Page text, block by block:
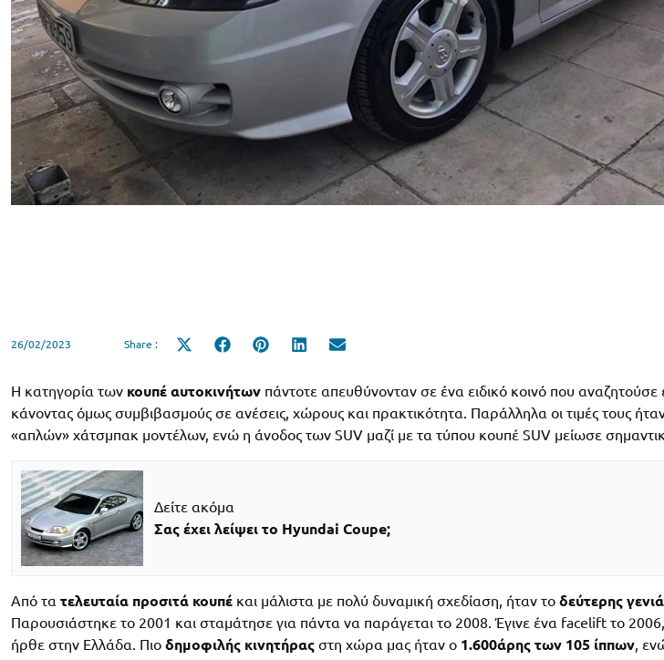
26/02/2023 Share :
Share
Share
Share
Share
Η κατηγορία των κουπέ αυτοκινήτων πάντοτε απευθύνονταν σε ένα ειδικό κοινό που
κάνοντας όμως συμβιβασμούς σε ανέσεις, χώρους και πρακτικότητα. Παράλληλα οι τιμές τους
«απλών» χάτσμπακ μοντέλων, ενώ η άνοδος των SUV μαζί με τα τύπου κουπέ SUV μείωσε
Δείτε ακόμα
Σας έχει λείψει το Hyundai Coupe;
Από τα τελευταία προσιτά κουπέ και μάλιστα με πολύ δυναμική σχεδίαση, ήταν το δεύτερης
Παρουσιάστηκε το 2001 και σταμάτησε για πάντα να παράγεται το 2008. Έγινε ένα facelift το
ήρθε στην Ελλάδα. Πιο δημοφιλής κινητήρας στη χώρα μας ήταν ο 1.600άρης των 105 ίππων,